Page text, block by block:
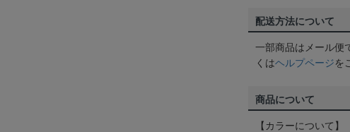
配送方法について
一部商品はメール便
くはヘルプページを
商品について
【カラーについて】